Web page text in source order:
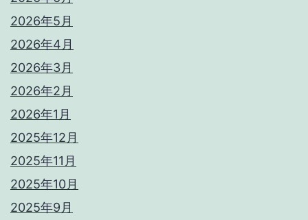
2026年5月
2026年4月
2026年3月
2026年2月
2026年1月
2025年12月
2025年11月
2025年10月
2025年9月